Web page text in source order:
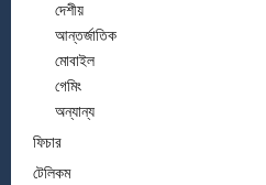
দেশীয়
আন্তর্জাতিক
মোবাইল
গেমিং
অন্যান্য
ফিচার
টেলিকম